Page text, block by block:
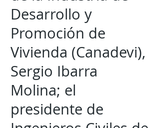
Desarrollo y
Promoción de
Vivienda (Canadevi),
Sergio Ibarra
Molina; el
presidente de